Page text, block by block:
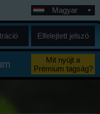
Magyar
Elfelejtett jelszó
Mit nyújt a
Prémium tagság?